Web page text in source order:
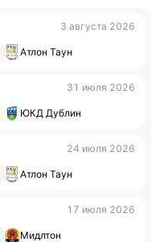
3 августа 2026
Атлон Таун
31 июля 2026
ЮКД Дублин
24 июля 2026
Атлон Таун
17 июля 2026
Мидлтон